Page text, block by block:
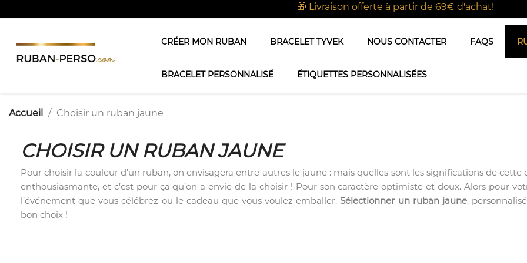
🎁 Livraison offerte à partir de 69€ d'achat!
CRÉER MON RUBAN BRACELET TYVEK NOUS CONTACTER FAQS
BRACELET PERSONNALISÉ ÉTIQUETTES PERSONNALISÉES
Accueil Choisir un ruban jaune
CHOISIR UN RUBAN JAUNE
Pour choisir la couleur d’un ruban, on envisagera entre autres le jaune : mais quelles sont les significations de
enthousiasmante, et c’est pour ça qu’on a envie de la choisir ! Pour son caractère optimiste et doux. Alors pour
l’événement que vous célébrez ou le cadeau que vous voulez emballer. Sélectionner un ruban jaune,
bon choix !